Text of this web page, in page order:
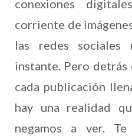
conexiones
corriente de
las redes sociales
instante. Pero
cada publicación
hay una realidad
negamos a ver.